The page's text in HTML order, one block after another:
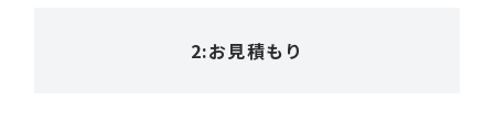
2:お見積もり